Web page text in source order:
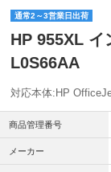
通常2～3営業日出荷
HP 955XL イ
L0S66AA
対応本体:HP
商品管理番号
メーカー